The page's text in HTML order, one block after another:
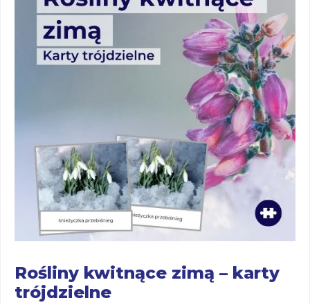
Rośliny kwitnące zimą – karty
trójdzielne